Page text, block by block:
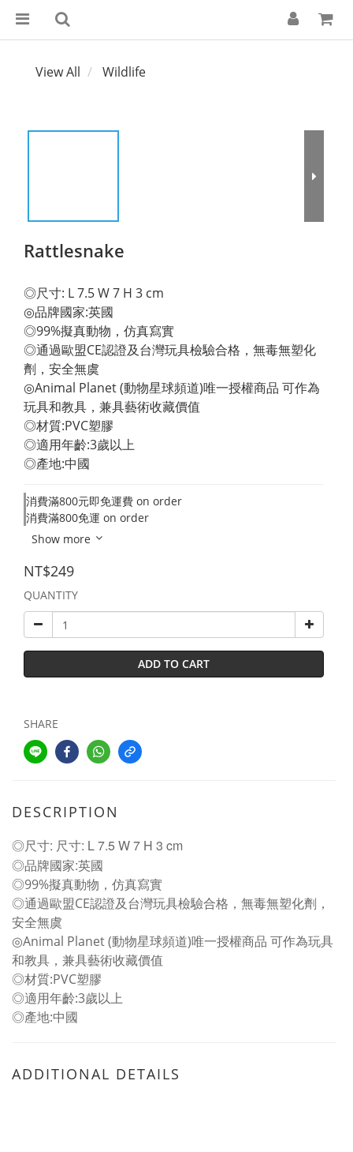
View All Wildlife
Rattlesnake
◎尺寸: L 7.5 W 7 H 3 cm
◎品牌國家:英國
◎99%擬真動物，仿真寫實
◎通過歐盟CE認證及台灣玩具檢驗合格，無毒無塑化
劑，安全無虞
◎Animal Planet (動物星球頻道)唯一授權商品 可作為
玩具和教具，兼具藝術收藏價值
◎材質:PVC塑膠
◎適用年齡:3歲以上
◎產地:中國
消費滿800元即免運費 on order
消費滿800免運 on order
Show more
NT$249
QUANTITY
ADD TO CART
SHARE
DESCRIPTION
◎尺寸: 尺寸: L 7.5 W 7 H 3 cm
◎品牌國家:英國
◎99%擬真動物，仿真寫實
◎通過歐盟CE認證及台灣玩具檢驗合格，無毒無塑化劑，
安全無虞
◎Animal Planet (動物星球頻道)唯一授權商品 可作為玩具
和教具，兼具藝術收藏價值
◎材質:PVC塑膠
◎適用年齡:3歲以上
◎產地:中國
ADDITIONAL DETAILS